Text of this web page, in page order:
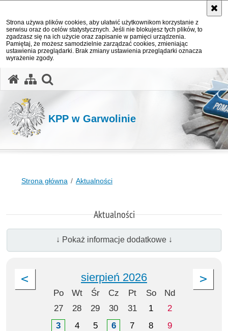
Strona używa plików cookies, aby ułatwić użytkownikom korzystanie z
serwisu oraz do celów statystycznych. Jeśli nie blokujesz tych plików, to
zgadzasz się na ich użycie oraz zapisanie w pamięci urządzenia.
Pamiętaj, że możesz samodzielnie zarządzać cookies, zmieniając
ustawienia przeglądarki. Brak zmiany ustawienia przeglądarki oznacza
wyrażenie zgody.
KPP w Garwolinie
Strona główna Aktualności
Aktualności
↓ Pokaż informacje dodatkowe ↓
sierpień 2026
Po Wt Śr Cz Pt So
Nd
27
28 29 30 31 1
2
3
4 5 6 7 8
9